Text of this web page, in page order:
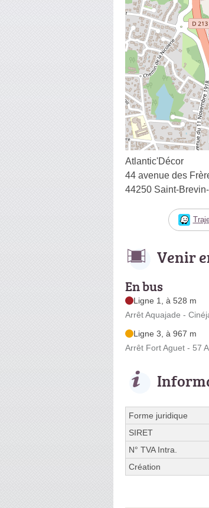
Atlantic'Décor
44 avenue des
44250 Saint-
Venir
En bus
Ligne 1, à 528 m
Arrêt Aquajade -
Ligne 3, à 967 m
Arrêt Fort Aguet - 57
Forme juridique
SIRET
N° TVA Intra.
Création